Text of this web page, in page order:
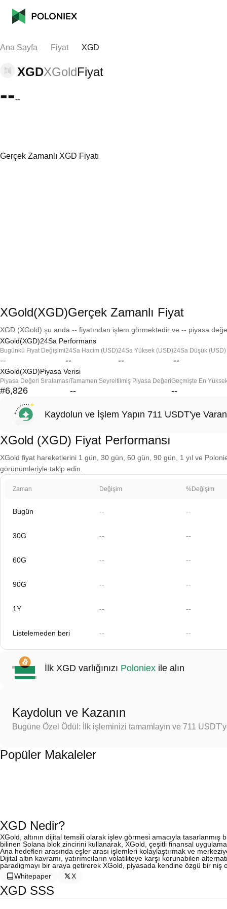
Ana Sayfa Fiyat XGD
XGDXGoldFiyat
----
Gerçek Zamanlı XGD Fiyatı
XGold(XGD)Gerçek Zamanlı Fiyat
XGD (XGold) şu anda -- fiyatından işlem görmektedir ve -- piyasa
XGold(XGD)24Sa Performans
Bugünkü Fiyat Değişimi
--
24Sa Hacim (USD)
--
24Sa Yüksek (USD)
--
24Sa Düşük (USD)
--
XGold(XGD)Piyasa Verisi
Piyasa Değeri Sıralaması
#6,826
Tamamen Seyreltilmiş Piyasa Değeri
--
Geçmişte En
--
Kaydolun ve İşlem Yapın 711 USDT'ye
XGold (XGD) Fiyat Performansı
XGold fiyat hareketlerini 1 gün, 30 gün, 60 gün, 90 gün, 1 yıl ve
görünümleriyle takip edin.
Zaman Değişim %Değişim
Bugün -- --
30G -- --
60G -- --
90G -- --
1Y -- --
Listelemeden beri -- --
İlk XGD varlığınızı Poloniex ile alın
Kaydolun ve Kazanın
Bugüne Özel Ödül: İlk işleminizi tamamlayın ve 711
Popüler Makaleler
XGD Nedir?
XGold, altının dijital temsili olarak işlev görmesi amacıyla
bilinen Solana blok zincirini kullanarak, XGold, çeşitli finansal
Ana hedefleri arasında eşler arası işlemleri kolaylaştırmak ve
Dijital altın kavramı, yatırımcıların volatiliteye karşı korunabilen
paradigmayı bir araya getirerek XGold, piyasada kendine özgü bir niş
Whitepaper
X
XGD SSS